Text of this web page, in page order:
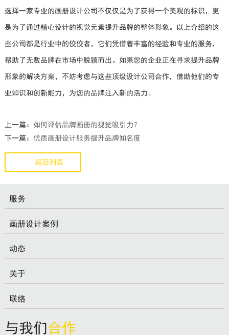
选择一家专业的画册设计公司不仅仅是为了获得一个美观的标识，更
是为了通过精心设计的视觉元素提升品牌的整体形象。以上介绍的这
些公司都是行业中的佼佼者，它们凭借着丰富的经验和专业的服务，
帮助了无数品牌在市场中脱颖而出。如果您的企业正在寻求提升品牌
形象的解决方案，不妨考虑与这些顶级设计公司合作，借助他们的专
业知识和创新能力，为您的品牌注入新的活力。
上一篇： 如何评估品牌画册的视觉吸引力？
下一篇： 优质画册设计服务提升品牌知名度
返回列表
服务
画册设计案例
动态
关于
联络
与我们合作